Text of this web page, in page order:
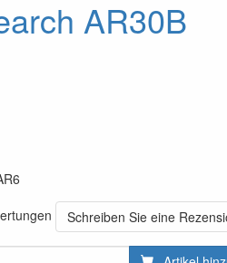
AR30B
Schreiben Sie eine